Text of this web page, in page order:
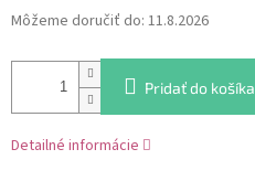
Jednotková
cena:
Môžeme doručiť do: 11.8.2026
Pridať do košíka
Detailné informácie